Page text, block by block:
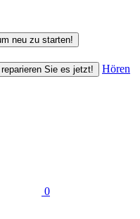
neu zu starten!
Sie es jetzt!
Hören
0